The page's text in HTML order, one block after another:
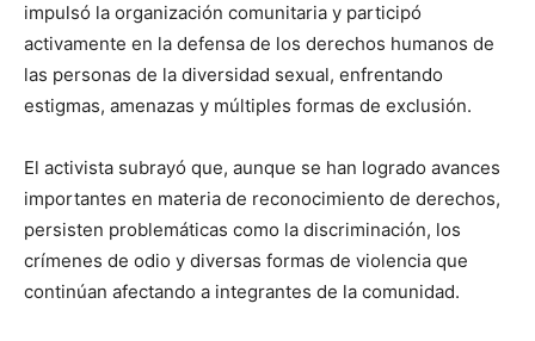
impulsó la organización comunitaria y participó
activamente en la defensa de los derechos humanos de
las personas de la diversidad sexual, enfrentando
estigmas, amenazas y múltiples formas de exclusión.
El activista subrayó que, aunque se han logrado avances
importantes en materia de reconocimiento de derechos,
persisten problemáticas como la discriminación, los
crímenes de odio y diversas formas de violencia que
continúan afectando a integrantes de la comunidad.